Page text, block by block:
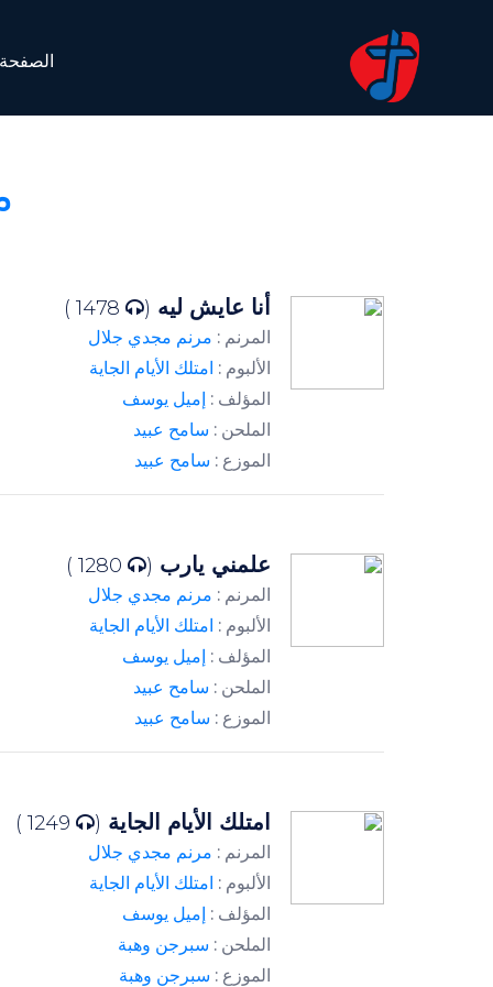
أنا عايش ليه (
المرنم : مرنم مجدي جلال
الألبوم : امتلك الأيام الجاية
المؤلف : إميل يوسف
الملحن : سامح عبيد
الموزع : سامح عبيد
علمني يارب (
المرنم : مرنم مجدي جلال
الألبوم : امتلك الأيام الجاية
المؤلف : إميل يوسف
الملحن : سامح عبيد
الموزع : سامح عبيد
امتلك الأيام الجاية (
المرنم : مرنم مجدي جلال
الألبوم : امتلك الأيام الجاية
المؤلف : إميل يوسف
الملحن : سبرجن وهبة
الموزع : سبرجن وهبة